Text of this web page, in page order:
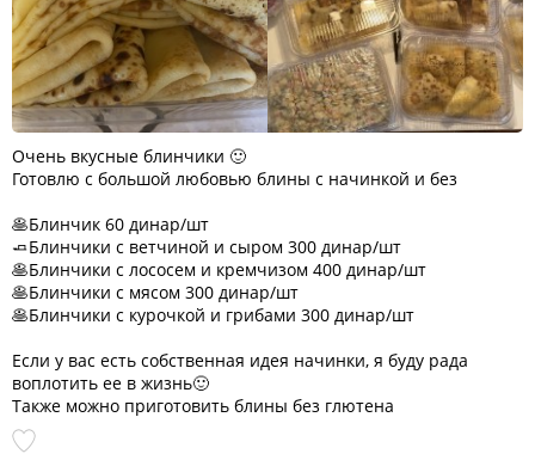
Очень вкусные блинчики 🙂
Готовлю с большой любовью блины с начинкой и без
🥞Блинчик 60 динар/шт
🧈Блинчики с ветчиной и сыром 300 динар/шт
🥞Блинчики с лососем и кремчизом 400 динар/шт
🥞Блинчики с мясом 300 динар/шт
🥞Блинчики с курочкой и грибами 300 динар/шт
Если у вас есть собственная идея начинки, я буду рада
воплотить ее в жизнь🙂
Также можно приготовить блины без глютена